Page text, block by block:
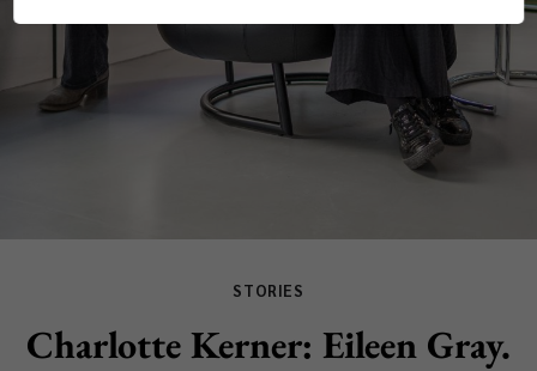
STORIES
Charlotte Kerner: Eileen Gray.